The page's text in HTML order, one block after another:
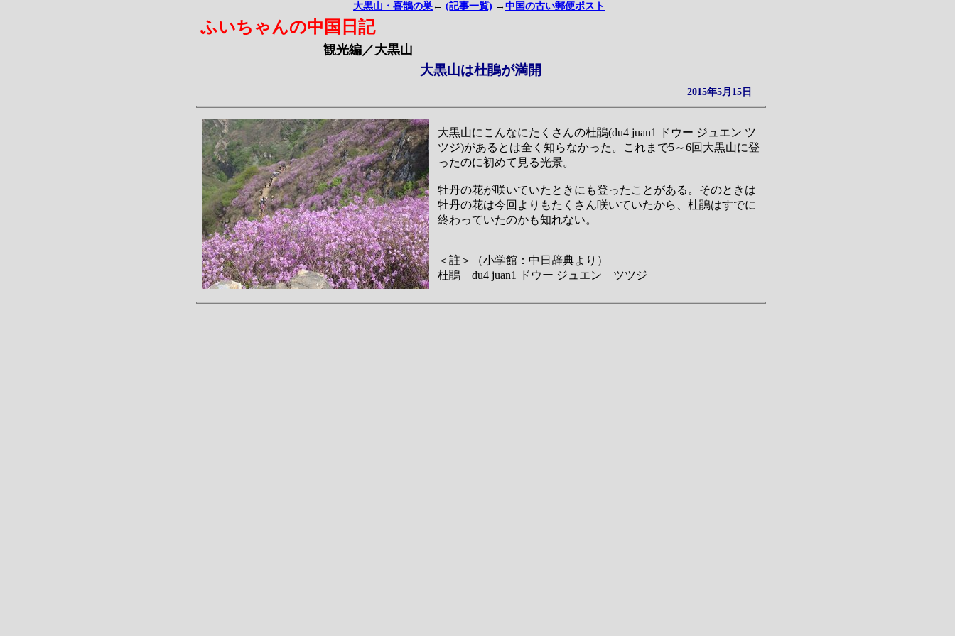
大黒山・喜鵲の巣 ← (記事一覧) → 中国の古い郵便ポスト
ふいちゃんの中国日記
観光編／大黒山
大黒山は杜鵑が満開
2015年5月15日
大黒山にこんなにたくさんの杜鵑(du4 juan1 ドウー ジュエン ツ
ツジ)があるとは全く知らなかった。これまで5～6回大黒山に登
ったのに初めて見る光景。
牡丹の花が咲いていたときにも登ったことがある。そのときは
牡丹の花は今回よりもたくさん咲いていたから、杜鵑はすでに
終わっていたのかも知れない。
＜註＞（小学館：中日辞典より）
杜鵑 du4 juan1 ドウー ジュエン ツツジ